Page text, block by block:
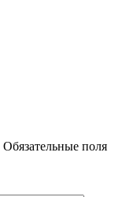
Обязательные поля